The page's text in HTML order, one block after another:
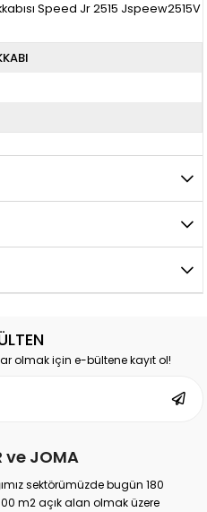
Speed Jr 2515 Jspeew2515V
olmak için e-bültene kayıt ol!
ve JOMA
sektörümüzde bugün 180
m2 açık alan olmak üzere